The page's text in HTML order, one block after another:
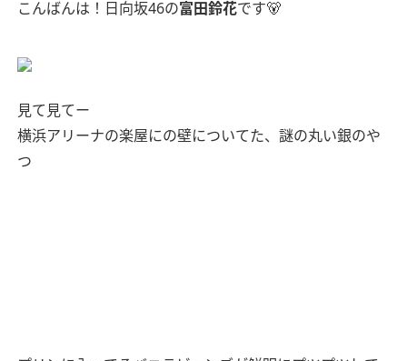
こんばんは！日向坂46の富田鈴花です🐻
見て見てー
横浜アリーナの楽屋にの壁についてた、謎の丸い銀のや
つ